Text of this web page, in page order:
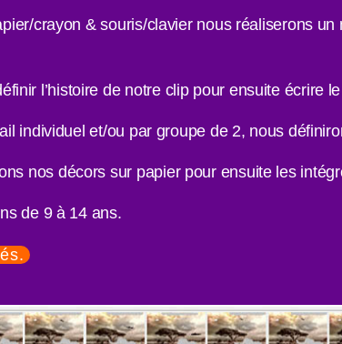
crayon & souris/clavier nous réaliserons
l’histoire de notre clip pour ensuite écrire
individuel et/ou par groupe de 2, nous
nos décors sur papier pour ensuite les
de 9 à 14 ans.